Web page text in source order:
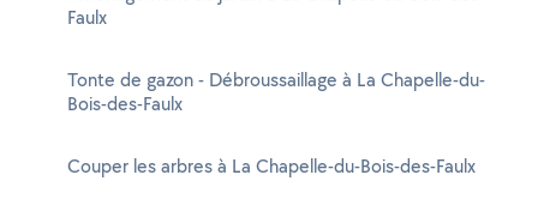
Faulx
Tonte de gazon - Débroussaillage à La Chapelle-du-
Bois-des-Faulx
Couper les arbres à La Chapelle-du-Bois-des-Faulx